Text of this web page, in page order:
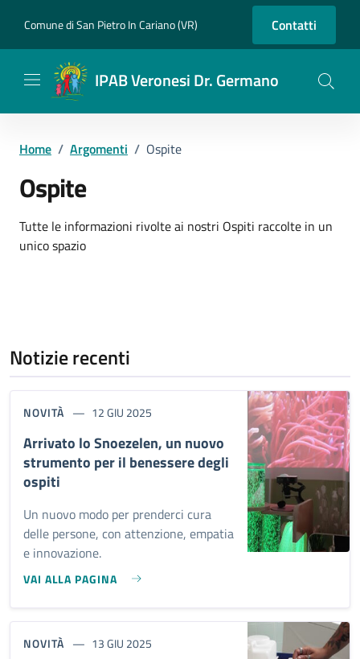
Comune di San Pietro In Cariano (VR) Contatti
IPAB Veronesi Dr. Germano
Home / Argomenti / Ospite
Ospite
Dettagli dell'argomento
Tutte le informazioni rivolte ai nostri Ospiti raccolte in un
unico spazio
Notizie recenti
NOVITÀ 12 GIU 2025
Arrivato lo Snoezelen, un nuovo
strumento per il benessere degli
ospiti
Un nuovo modo per prenderci cura
delle persone, con attenzione, empatia
e innovazione.
VAI ALLA PAGINA
NOVITÀ 13 GIU 2025